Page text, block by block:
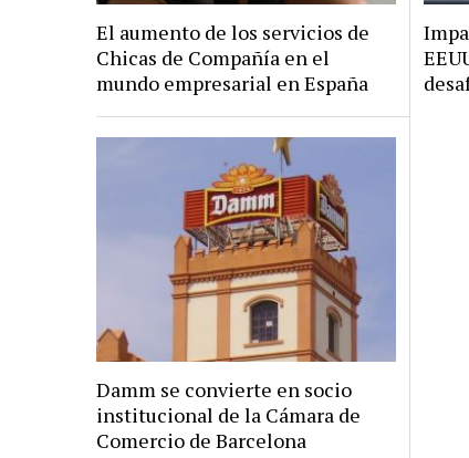
El aumento de los servicios de
Chicas de Compañía en el
mundo empresarial en España
Damm se convierte en socio
institucional de la Cámara de
Comercio de Barcelona